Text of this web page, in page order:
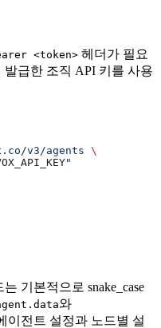
<token> 헤더가 필요
발급한 조직 API 키를 사용
v3/agents \
"
기본적으로 snake_case
와
이전트 설정과 노드별 설